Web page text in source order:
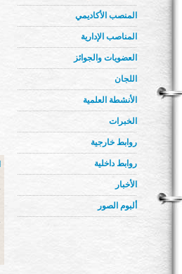
المنصب الأكاديمي
المناصب الإدارية
العضويات والجوائز
اللجان
الأنشطة العلمية
الخبرات
روابط خارجية
روابط داخلية
الأخبار
ألبوم الصور